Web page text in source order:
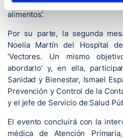
la intervención ‘Parásitos
alimentos’.
Por su parte, la segunda
Noelia Martín del Hospital
‘Vectores. Un mismo
abordarlo’ y, en ella,
Sanidad y Bienestar, Ismael
Prevención y Control de la
y el jefe de Servicio de Salud
El evento concluirá con la
médica de Atención